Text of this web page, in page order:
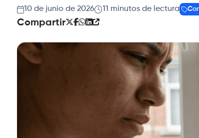
10 de junio de 2026 11 minutos de lectura
Compartir